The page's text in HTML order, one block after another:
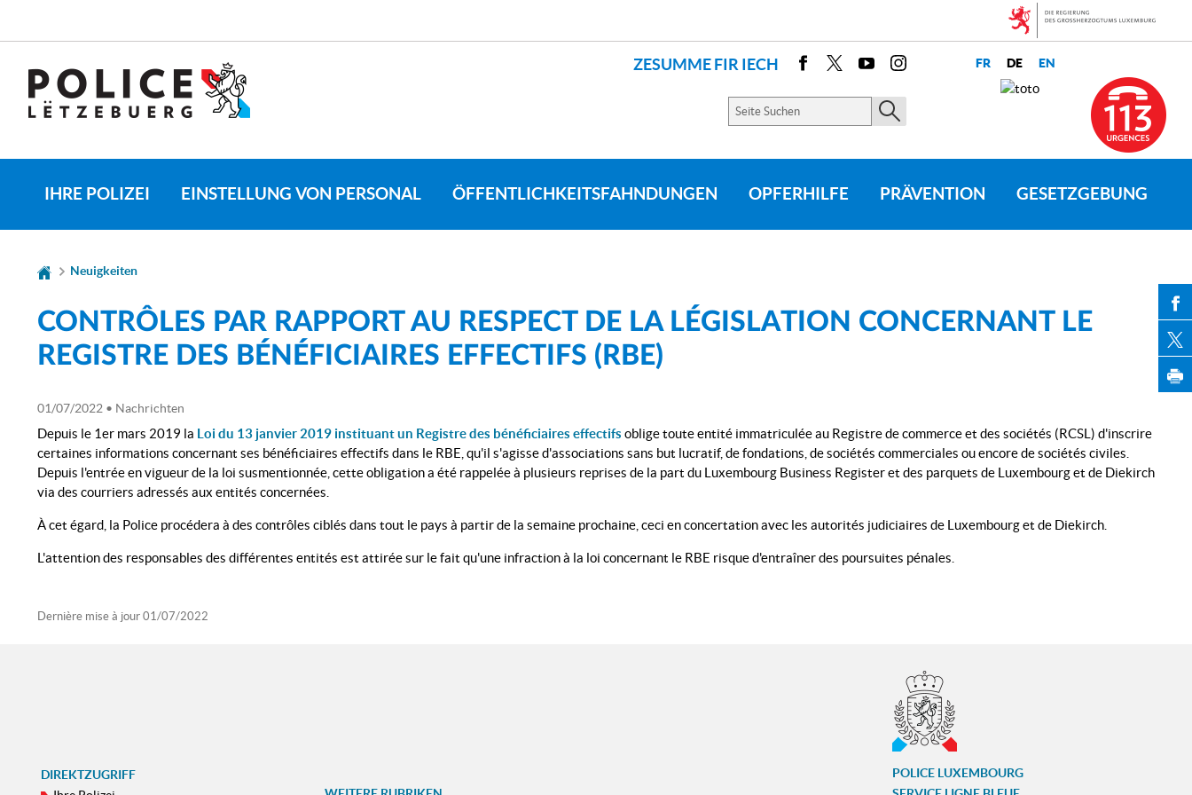
ZESUMME FIR IECH Facebook Youtube
DE
LANGUE
IHRE POLIZEI EINSTELLUNG VON PERSONAL ÖFFENTLICHKEITSFAHNDUNGEN OPFERHILFE PRÄVENTION GESETZGEBUNG
Seite
Suchen
Neuigkeiten
CONTRÔLES PAR RAPPORT AU RESPECT DE LA LÉGISLATION CONCERNANT LE
REGISTRE DES BÉNÉFICIAIRES EFFECTIFS (RBE)
01/07/2022 • Nachrichten
Depuis le 1er mars 2019 la Loi du 13 janvier 2019 instituant un Registre des bénéficiaires effectifs oblige toute entité immatriculée au Registre de commerce et des sociétés (RCSL) d'inscrire
certaines informations concernant ses bénéficiaires effectifs dans le RBE, qu'il s'agisse d'associations sans but lucratif, de fondations, de sociétés commerciales ou encore de sociétés civiles.
Depuis l'entrée en vigueur de la loi susmentionnée, cette obligation a été rappelée à plusieurs reprises de la part du Luxembourg Business Register et des parquets de Luxembourg et de Diekirch
via des courriers adressés aux entités concernées.
À cet égard, la Police procédera à des contrôles ciblés dans tout le pays à partir de la semaine prochaine, ceci en concertation avec les autorités judiciaires de Luxembourg et de Diekirch.
L'attention des responsables des différentes entités est attirée sur le fait qu'une infraction à la loi concernant le RBE risque d'entraîner des poursuites pénales.
Dernière mise à jour 01/07/2022
DIREKTZUGRIFF
POLICE LUXEMBOURG